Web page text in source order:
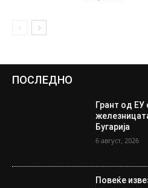
ПОСЛЕДНО
Грант од ЕУ
Бугарија
6 август, 2026
Повеќе